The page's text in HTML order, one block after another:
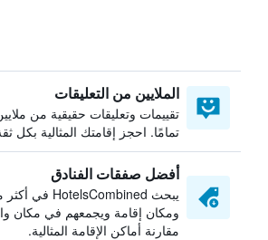
الملايين من التعليقات
تقييمات وتعليقات حقيقية من
تمامًا. احجز إقامتك المثالية بكل
أفضل صفقات الفنادق
ومكان إقامة ويجمعهم في مكان
مقارنة أماكن الإقامة المثالية.